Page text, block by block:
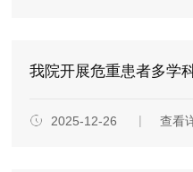
2025-12-26 查看